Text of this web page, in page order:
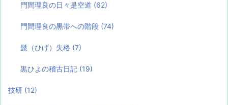
門間理良の日々是空道 (62)
門間理良の黒帯への階段 (74)
髭（ひげ）失格 (7)
黒ひよの稽古日記 (19)
技研 (12)